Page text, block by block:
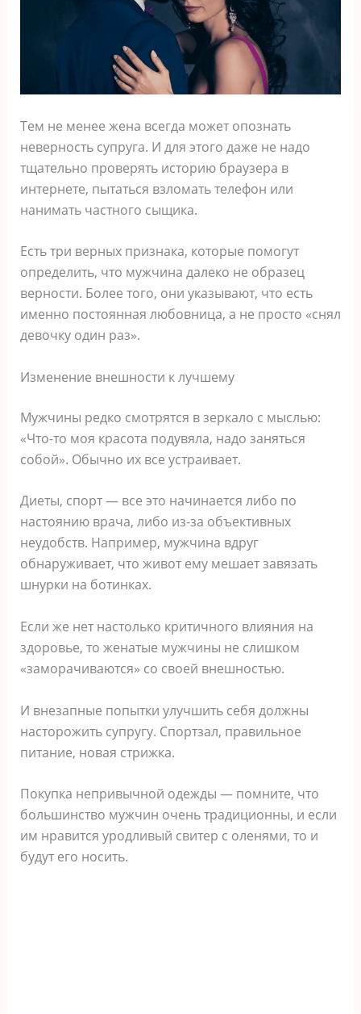
Тем не менее жена всегда может опознать
неверность супруга. И для этого даже не надо
тщательно проверять историю браузера в
интернете, пытаться взломать телефон или
нанимать частного сыщика.
Есть три верных признака, которые помогут
определить, что мужчина далеко не образец
верности. Более того, они указывают, что есть
именно постоянная любовница, а не просто «снял
девочку один раз».
Изменение внешности к лучшему
Мужчины редко смотрятся в зеркало с мыслью:
«Что-то моя красота подувяла, надо заняться
собой». Обычно их все устраивает.
Диеты, спорт — все это начинается либо по
настоянию врача, либо из-за объективных
неудобств. Например, мужчина вдруг
обнаруживает, что живот ему мешает завязать
шнурки на ботинках.
Если же нет настолько критичного влияния на
здоровье, то женатые мужчины не слишком
«заморачиваются» со своей внешностью.
И внезапные попытки улучшить себя должны
насторожить супругу. Спортзал, правильное
питание, новая стрижка.
Покупка непривычной одежды — помните, что
большинство мужчин очень традиционны, и если
им нравится уродливый свитер с оленями, то и
будут его носить.